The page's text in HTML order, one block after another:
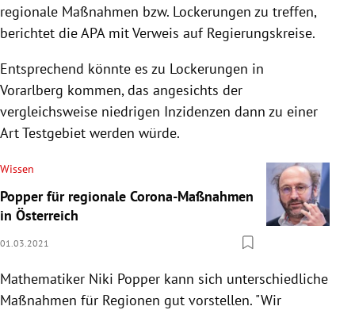
regionale Maßnahmen bzw. Lockerungen zu treffen,
berichtet die APA mit Verweis auf Regierungskreise.
Entsprechend könnte es zu Lockerungen in
Vorarlberg kommen, das angesichts der
vergleichsweise niedrigen Inzidenzen dann zu einer
Art Testgebiet werden würde.
Wissen
Popper für regionale Corona-Maßnahmen
in Österreich
01.03.2021
Mathematiker Niki Popper kann sich unterschiedliche
Maßnahmen für Regionen gut vorstellen. "Wir